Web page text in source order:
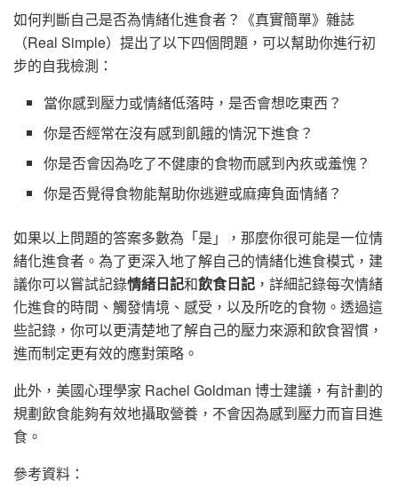
如何判斷自己是否為情緒化進食者？《真實簡單》雜誌
（Real Simple）提出了以下四個問題，可以幫助你進行初
步的自我檢測：
當你感到壓力或情緒低落時，是否會想吃東西？
你是否經常在沒有感到飢餓的情況下進食？
你是否會因為吃了不健康的食物而感到內疚或羞愧？
你是否覺得食物能幫助你逃避或麻痺負面情緒？
如果以上問題的答案多數為「是」，那麼你很可能是一位情
緒化進食者。為了更深入地了解自己的情緒化進食模式，建
議你可以嘗試記錄情緒日記和飲食日記 ，詳細記錄每次情緒
化進食的時間、觸發情境、感受，以及所吃的食物。透過這
些記錄，你可以更清楚地了解自己的壓力來源和飲食習慣，
進而制定更有效的應對策略。
此外，美國心理學家 Rachel Goldman 博士建議，有計劃的
規劃飲食能夠有效地攝取營養，不會因為感到壓力而盲目進
食。
參考資料：